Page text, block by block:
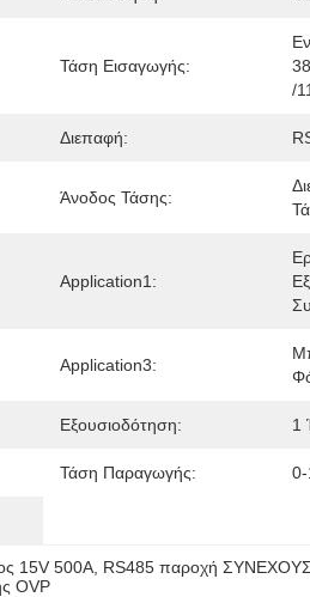
Τάση Εισαγωγής:
/
Διεπαφή:
Άνοδος Τάσης:
Application1:
Application3:
Εξουσιοδότηση: 1
Τάση Παραγωγής:
15V 500A, RS485 παροχή ΣΥΝΕΧΟΥΣ
OVP